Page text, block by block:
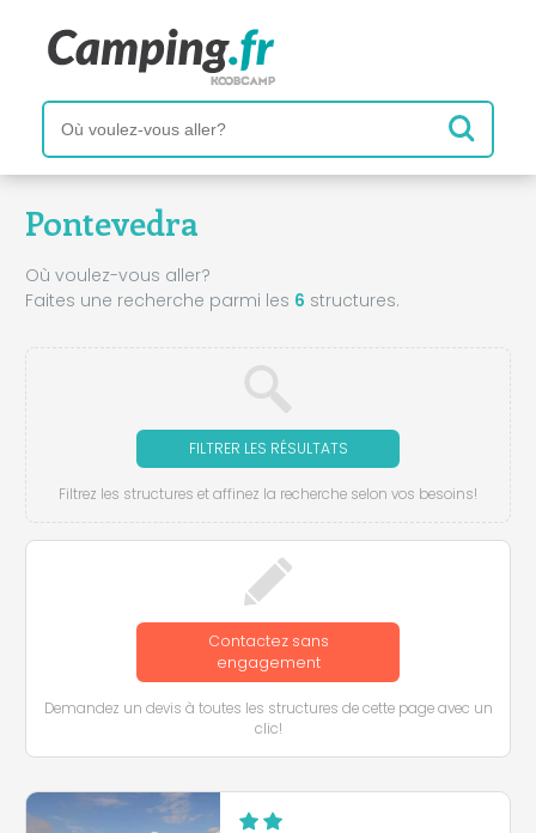
Pontevedra
Où voulez-vous aller?
Faites une recherche parmi les 6 structures.
FILTRER LES RÉSULTATS
Filtrez les structures et affinez la recherche selon vos besoins!
Contactez sans
engagement
Demandez un devis à toutes les structures de cette page avec un
clic!